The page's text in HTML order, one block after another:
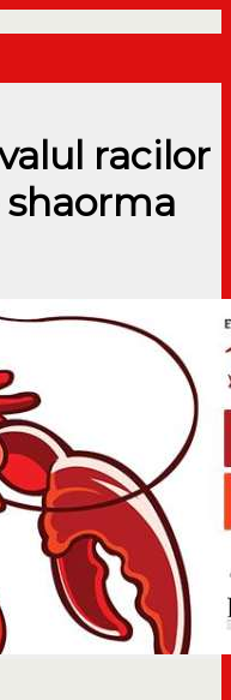
racilor